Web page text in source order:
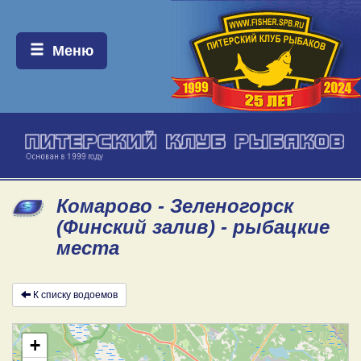
Меню:
Меню
Комарово - Зеленогорск
(Финский залив) - рыбацкие
места
К списку водоемов
+